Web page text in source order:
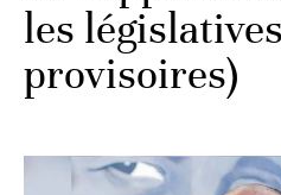
les
provisoires)